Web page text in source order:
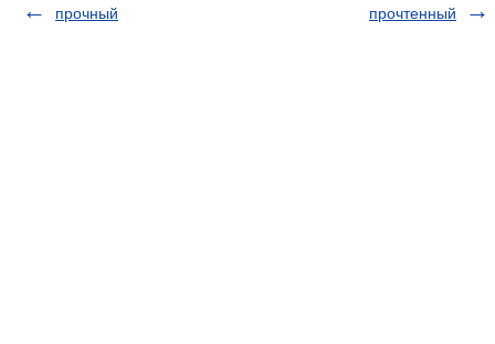
прочный прочтенный